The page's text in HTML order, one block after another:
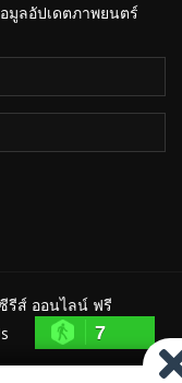
มูลอัปเดตภาพยนตร์
รีส์ ออนไลน์ ฟรี
7